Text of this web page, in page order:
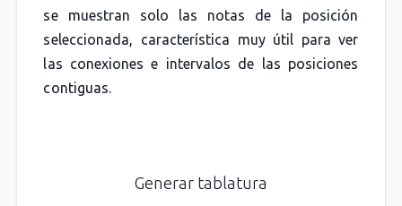
se muestran solo las notas de la posición
seleccionada, característica muy útil para ver
las conexiones e intervalos de las posiciones
contiguas.
Generar tablatura